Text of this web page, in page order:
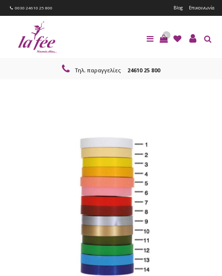
0030 24610 25 800 Blog Επικοινωνία
0
Τηλ. παραγγελίες 24610 25 800